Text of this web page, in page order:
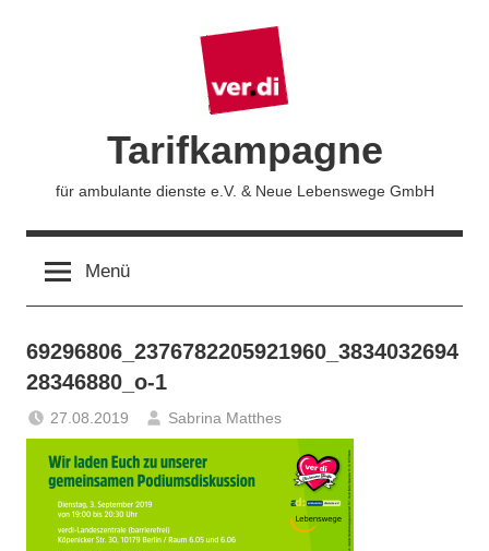
Tarifkampagne
für ambulante dienste e.V. & Neue Lebenswege GmbH
Menü
69296806_2376782205921960_3834032694
28346880_o-1
27.08.2019 Sabrina Matthes